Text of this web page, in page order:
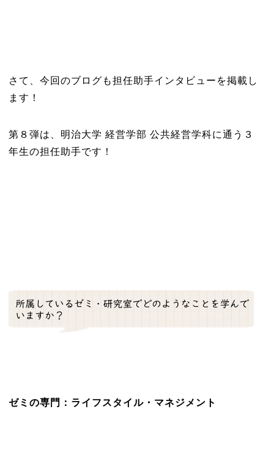
さて、今回のブログも担任助手インタビューを掲載し
ます！
第８弾は、明治大学 経営学部 公共経営学科に通う３
年生の担任助手です！
ゼミの専門：ライフスタイル・マネジメント